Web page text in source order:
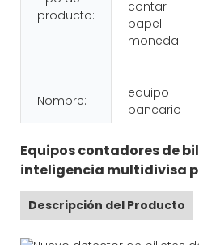
producto:
contar
papel
moneda
Nombre:
equipo
bancario
Equipos contadores de
inteligencia multidivisa
Descripción del Producto